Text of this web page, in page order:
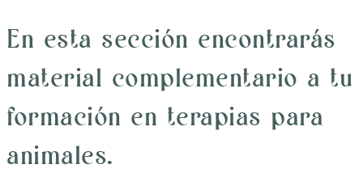
En esta sección encontrarás
material complementario a tu
formación en terapias para
animales.